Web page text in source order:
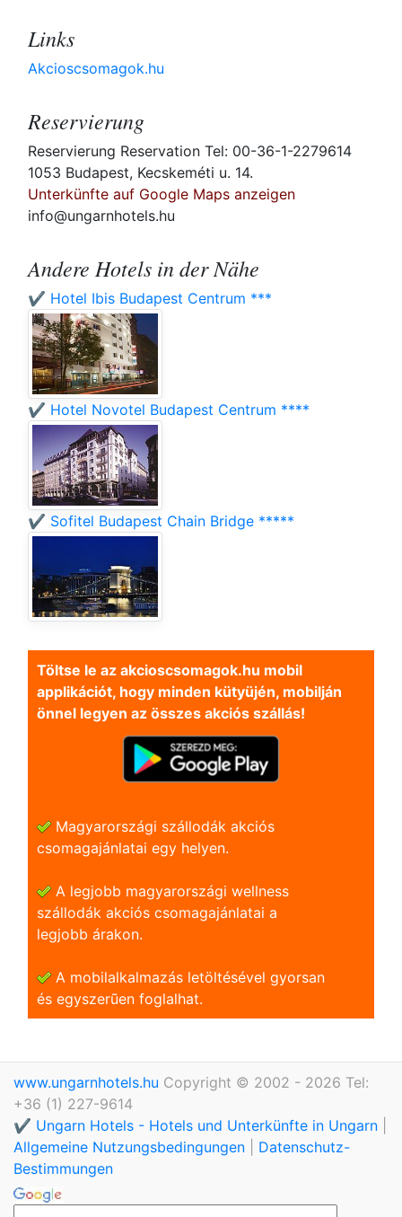
Links
Akcioscsomagok.hu
Reservierung
Reservierung Reservation Tel: 00-36-1-2279614
1053 Budapest, Kecskeméti u. 14.
Unterkünfte auf Google Maps anzeigen
info@ungarnhotels.hu
Andere Hotels in der Nähe
✔️ Hotel Ibis Budapest Centrum ***
✔️ Hotel Novotel Budapest Centrum ****
✔️ Sofitel Budapest Chain Bridge *****
Töltse le az akcioscsomagok.hu mobil
applikációt, hogy minden kütyüjén, mobilján
önnel legyen az összes akciós szállás!
Magyarországi szállodák akciós
csomagajánlatai egy helyen.
A legjobb magyarországi wellness
szállodák akciós csomagajánlatai a
legjobb árakon.
A mobilalkalmazás letöltésével gyorsan
és egyszerũen foglalhat.
www.ungarnhotels.hu Copyright © 2002 - 2026 Tel:
+36 (1) 227-9614
✔️ Ungarn Hotels - Hotels und Unterkünfte in Ungarn
Allgemeine Nutzungsbedingungen
Datenschutz-
Bestimmungen